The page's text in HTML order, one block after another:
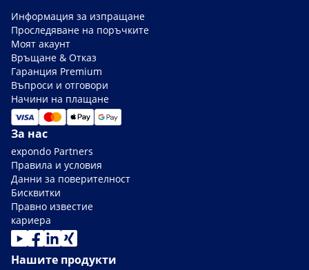
Информация за изпращане
Проследяване на поръчките
Моят акаунт
Връщане & Отказ
Гаранция Premium
Въпроси и отговори
Начини на плащане
За нас
expondo Partners
Правила и условия
Данни за поверителност
Бисквитки
Правно известие
кариера
Нашите продукти